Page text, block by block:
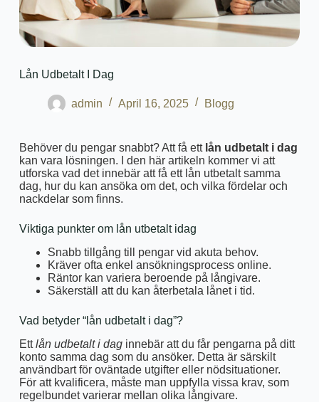
Lån Udbetalt I Dag
admin April 16, 2025 Blogg
Behöver du pengar snabbt? Att få ett lån udbetalt i dag
kan vara lösningen. I den här artikeln kommer vi att
utforska vad det innebär att få ett lån utbetalt samma
dag, hur du kan ansöka om det, och vilka fördelar och
nackdelar som finns.
Viktiga punkter om lån utbetalt idag
Snabb tillgång till pengar vid akuta behov.
Kräver ofta enkel ansökningsprocess online.
Räntor kan variera beroende på långivare.
Säkerställ att du kan återbetala lånet i tid.
Vad betyder “lån udbetalt i dag”?
Ettlån udbetalt i daginnebär att du får pengarna på ditt
konto samma dag som du ansöker. Detta är särskilt
användbart för oväntade utgifter eller nödsituationer.
För att kvalificera, måste man uppfylla vissa krav, som
regelbundet varierar mellan olika långivare.